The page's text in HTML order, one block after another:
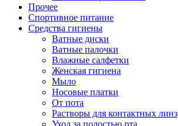
Прочее
Спортивное питание
Средства гигиены
Ватные диски
Ватные палочки
Влажные салфетки
Женская гигиена
Мыло
Носовые платки
От пота
Растворы для контактных линз
Уход за полостью рта